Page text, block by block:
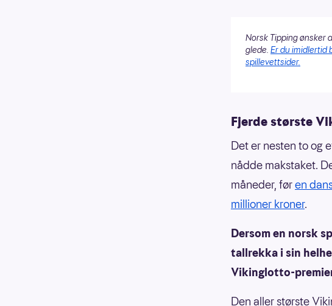
Norsk Tipping ønsker
glede. Er du imidlertid
spillevettsider.
Fjerde største
Det er nesten to og
nådde makstaket.
måneder, føren
millioner kroner.
Dersom en norsk
tallrekka i sin
Vikinglotto-
Den aller største